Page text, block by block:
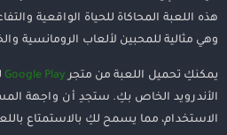
هذه اللعبة المحاكاة للحياة الواقعية
وهي مثالية للمحبين لألعاب الرومانسية
يمكنكِ تحميل اللعبة من متجرGoogle Play
الأندرويد الخاص بكِ. ستجدِ أن واجهة
الاستخدام، مما يسمح لكِ بالاستمتاع